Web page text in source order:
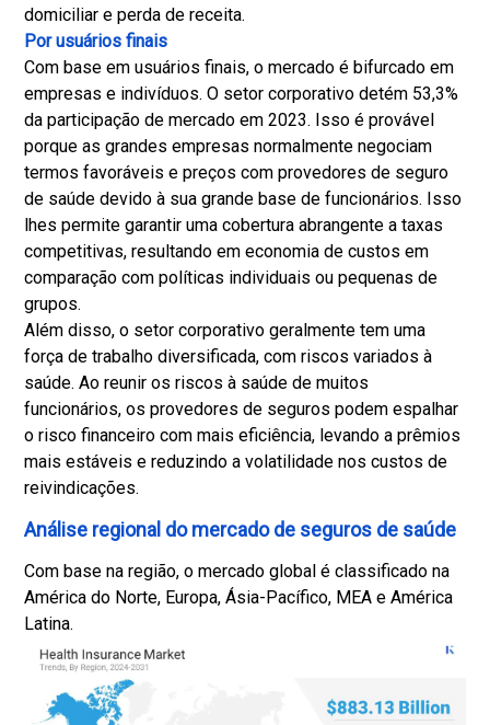
domiciliar e perda de receita.
Por usuários finais
Com base em usuários finais, o mercado é bifurcado em
empresas e indivíduos. O setor corporativo detém 53,3%
da participação de mercado em 2023. Isso é provável
porque as grandes empresas normalmente negociam
termos favoráveis e preços com provedores de seguro
de saúde devido à sua grande base de funcionários. Isso
lhes permite garantir uma cobertura abrangente a taxas
competitivas, resultando em economia de custos em
comparação com políticas individuais ou pequenas de
grupos.
Além disso, o setor corporativo geralmente tem uma
força de trabalho diversificada, com riscos variados à
saúde. Ao reunir os riscos à saúde de muitos
funcionários, os provedores de seguros podem espalhar
o risco financeiro com mais eficiência, levando a prêmios
mais estáveis e reduzindo a volatilidade nos custos de
reivindicações.
Análise regional do mercado de seguros de saúde
Com base na região, o mercado global é classificado na
América do Norte, Europa, Ásia-Pacífico, MEA e América
Latina.